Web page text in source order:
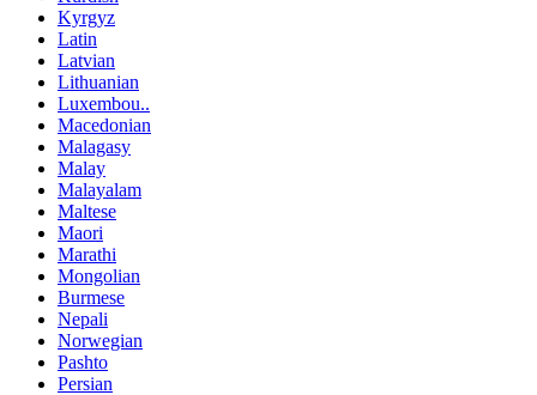
Kyrgyz
Latin
Latvian
Lithuanian
Luxembou..
Macedonian
Malagasy
Malay
Malayalam
Maltese
Maori
Marathi
Mongolian
Burmese
Nepali
Norwegian
Pashto
Persian